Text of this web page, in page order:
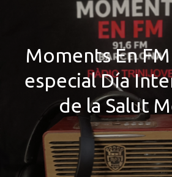
Moments En FM
especial Día
de la Salut